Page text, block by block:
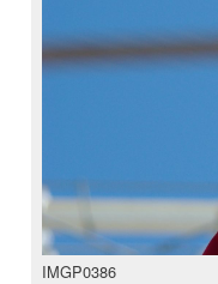
IMGP0386